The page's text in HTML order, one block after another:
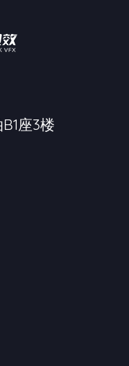
座3楼